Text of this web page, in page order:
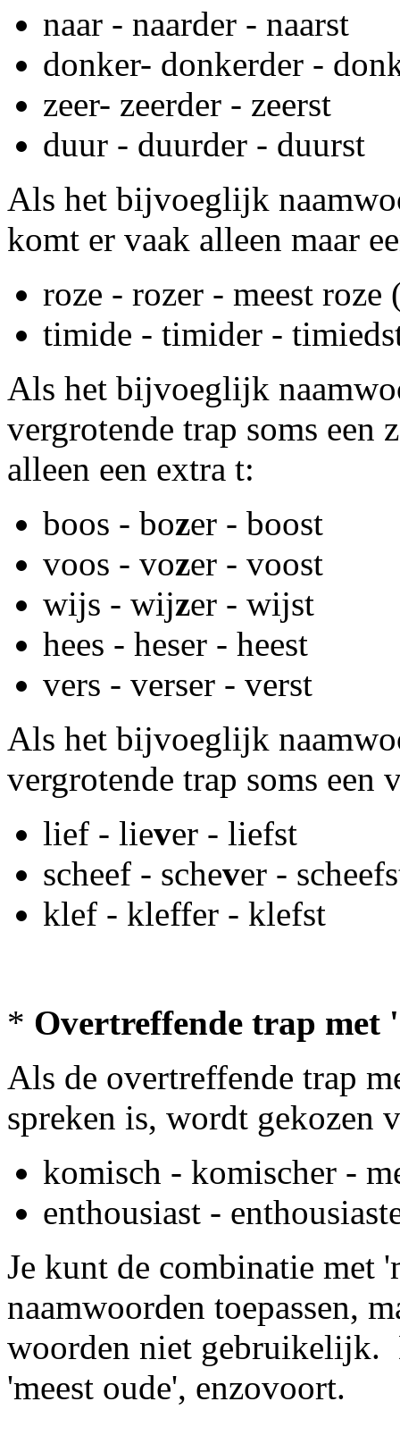
naar - naarder - naarst
donker- donkerder -
zeer- zeerder - zeerst
duur - duurder - duurst
Als het bijvoeglijk
komt er vaak alleen maar
roze - rozer - meest
timide - timider -
Als het bijvoeglijk
vergrotende trap soms een
alleen een extra t:
boos - bozer - boost
voos - vozer - voost
wijs - wijzer - wijst
hees - heser - heest
vers - verser - verst
Als het bijvoeglijk
vergrotende trap soms een
lief - liever - liefst
scheef - schever -
klef - kleffer - klefst
* Overtreffende trap met
Als de overtreffende trap
spreken is, wordt gekozen
komisch - komischer -
enthousiast -
Je kunt de combinatie met
naamwoorden toepassen,
woorden niet gebruikelijk.
'meest oude', enzovoort.